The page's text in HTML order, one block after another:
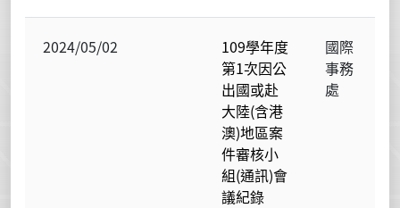
2024/05/02
109學年度
第1次因公
出國或赴
大陸(含港
澳)地區案
件審核小
組(通訊)會
議紀錄
國際
事務
處